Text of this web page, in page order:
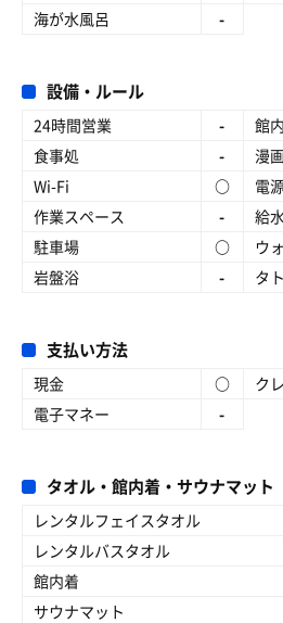
海が水風呂
-
設備・ルール
24時間営業 - 館
食事処
- 漫
Wi-Fi
○ 電
作業スペース
- 給
駐車場
○ ウ
岩盤浴
- タ
支払い方法
現金 ○ ク
電子マネー
-
タオル・館内着・サウナマット
レンタルフェイスタオル
レンタルバスタオル
館内着
サウナマット